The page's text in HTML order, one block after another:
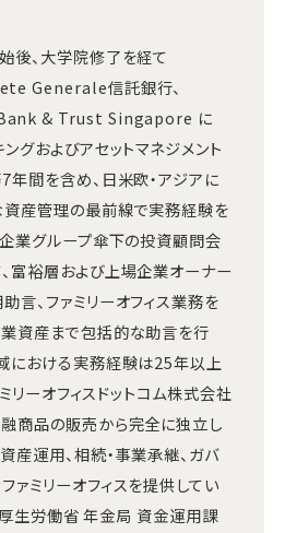
後、大学院修了を経て
Generale信託銀行、
& Trust Singapore に
グおよびアセットマネジメント
間を含め、日米欧・アジアに
資産管理の最前線で実務経験を
業グループ傘下の投資顧問会
富裕層および上場企業オーナー
言、ファミリーオフィス業務を
資産まで包括的な助言を行
における実務経験は25年以上
リーオフィスドットコム株式会社
商品の販売から完全に独立し
産運用、相続・事業承継、ガバ
ァミリーオフィスを提供してい
厚生労働省 年金局 資金運用課